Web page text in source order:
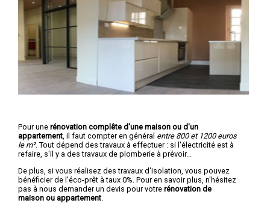
Pour une rénovation complête d'une maison ou d'un
appartement , il faut compter en général entre 800 et 1200 euros
le m². Tout dépend des travaux à effectuer : si l'électricité est à
refaire, s'il y a des travaux de plomberie à prévoir...
De plus, si vous réalisez des travaux d'isolation, vous pouvez
bénéficier de l'éco-prêt à taux 0%. Pour en savoir plus, n'hésitez
pas à nous demander un devis pour votre rénovation de
maison ou appartement